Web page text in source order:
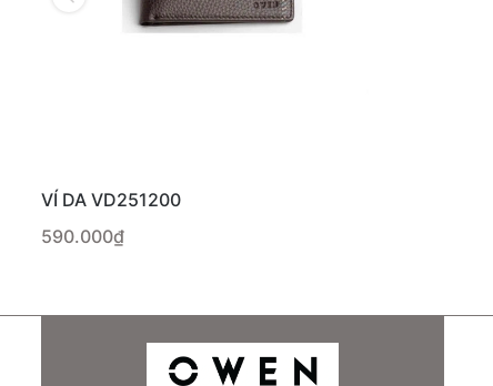
VÍ DA VD251200
590.000₫